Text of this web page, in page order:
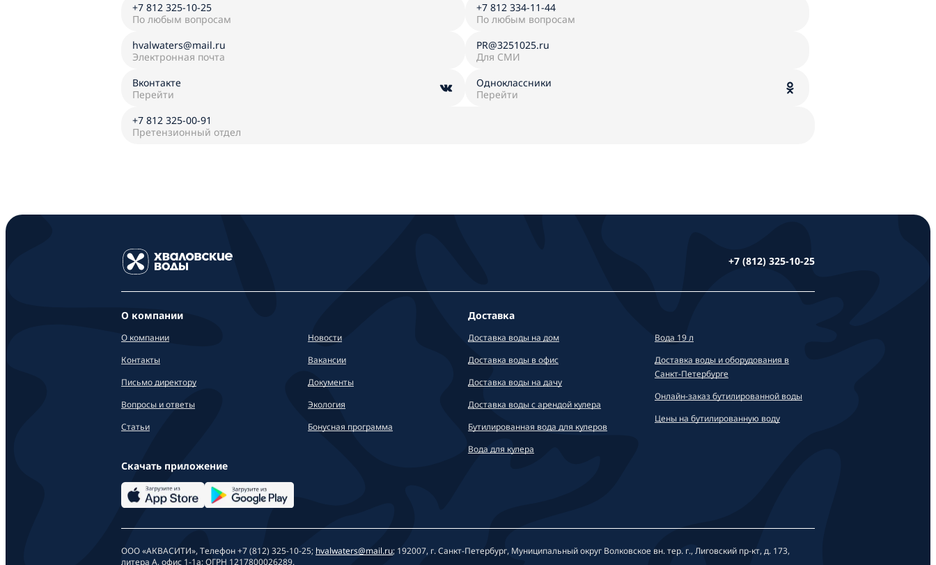
+7 812 325-10-25
По любым вопросам
+7 812 334-11-44
По любым вопросам
hvalwaters@mail.ru
Электронная почта
PR@3251025.ru
Для СМИ
Вконтакте
Перейти
Одноклассники
Перейти
+7 812 325-00-91
Претензионный отдел
+7 (812) 325-10-25
О компании
О компании
Контакты
Письмо директору
Вопросы и ответы
Статьи
Новости
Вакансии
Документы
Экология
Бонусная программа
Доставка
Доставка воды на дом
Доставка воды в офис
Доставка воды на дачу
Доставка воды с арендой кулера
Бутилированная вода для кулеров
Вода для кулера
Вода 19 л
Доставка воды и оборудования в
Санкт-Петербурге
Онлайн-заказ бутилированной воды
Цены на бутилированную воду
Скачать приложение
ООО «АКВАСИТИ», Телефон +7 (812) 325-10-25; hvalwaters@mail.ru; 192007, г. Санкт-Петербург, Муниципальный округ Волковское вн. тер. г., Лиговский пр-кт, д. 173,
литера А, офис 1-1а; ОГРН 1217800026289.